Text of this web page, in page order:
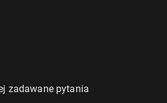
zadawane pytania